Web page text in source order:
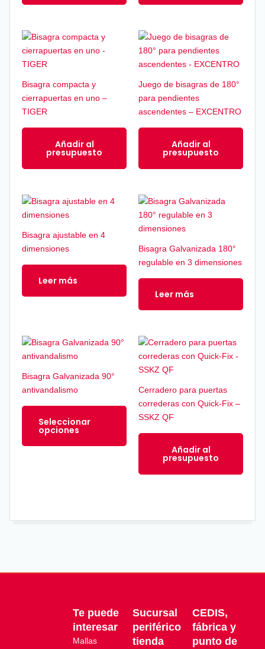
Bisagra compacta y
cierrapuertas en uno –
TIGER
Añadir al
presupuesto
Juego de bisagras de 180°
para pendientes
ascendentes – EXCENTRO
Añadir al
presupuesto
Bisagra ajustable en 4
dimensiones
Leer más
Bisagra Galvanizada 180°
regulable en 3 dimensiones
Leer más
Bisagra Galvanizada 90°
antivandalismo
Seleccionar
opciones
Este
producto
tiene
Las
de
Cerradero para puertas
correderas con Quick-Fix –
SSKZ QF
Añadir al
presupuesto
Te puede
interesar
Mallas
Sucursal
periférico
tienda
CEDIS,
fábrica y
punto de